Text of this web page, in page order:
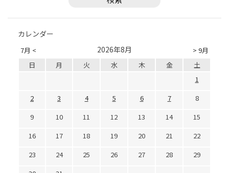
カレンダー
7月 < > 9月
2026年8月
日 月 火 水 木 金
土
1
2
3 4 5 6 7
8
9
10 11 12 13 14
15
16
17 18 19 20 21
22
23
24 25 26 27 28
29